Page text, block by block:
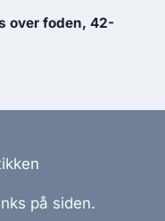
over foden, 42-
på siden.